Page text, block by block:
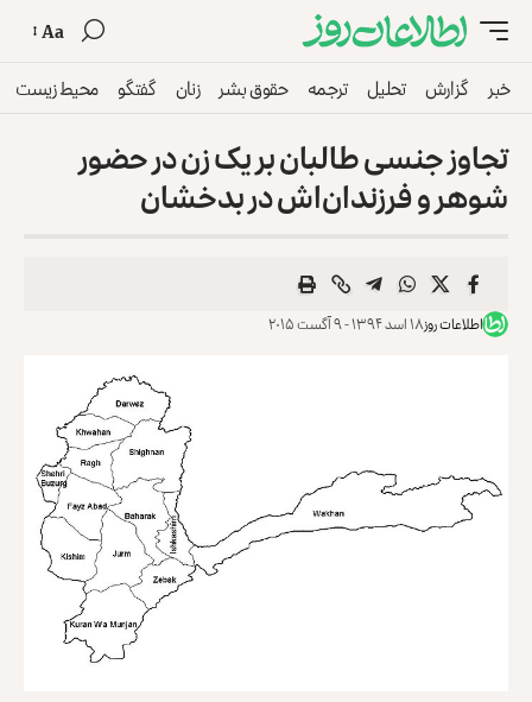
Aa
خبر گزارش تحلیل ترجمه حقوق بشر زنان گفتگو محیط زیست
تجاوز جنسی طالبان بر یک زن در حضور
شوهر و فرزندان‌اش در بدخشان
اطلاعات روز۱۸ اسد ۱۳۹۴ - ۹ آگست ۲۰۱۵